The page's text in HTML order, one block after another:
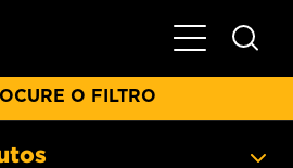
Menu
O FILTRO